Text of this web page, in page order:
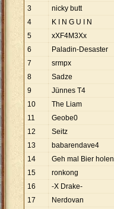
3
nicky butt
4
K I N G U I N
5
xXF4M3Xx
6
Paladin-Desaster
7
srmpx
8
Sadze
9
Jünnes T4
10
The Liam
11
Geobe0
12
Seitz
13
babarendave4
14
Geh mal Bier holen
15
ronkong
16
-X Drake-
17
Nerdovan